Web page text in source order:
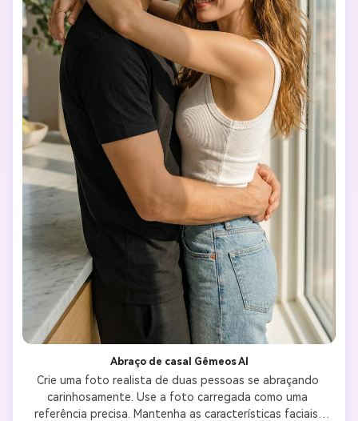
Abraço de casal Gêmeos AI
Crie uma foto realista de duas pessoas se abraçando
carinhosamente. Use a foto carregada como uma
referência precisa. Mantenha as características faciais,